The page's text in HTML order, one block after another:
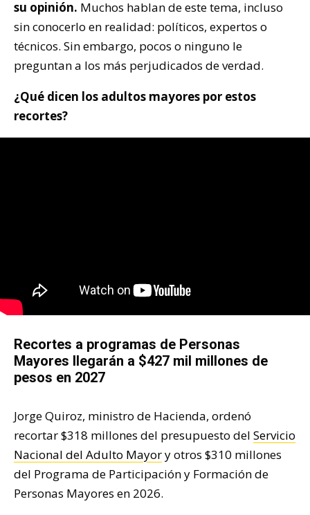
su opinión. Muchos hablan de este tema, incluso
sin conocerlo en realidad: políticos, expertos o
técnicos. Sin embargo, pocos o ninguno le
preguntan a los más perjudicados de verdad.
¿Qué dicen los adultos mayores por estos
recortes?
Recortes a programas de Personas
Mayores llegarán a $427 mil millones de
pesos en 2027
Jorge Quiroz, ministro de Hacienda, ordenó
recortar $318 millones del presupuesto del Servicio
Nacional del Adulto Mayory otros $310 millones
del Programa de Participación y Formación de
Personas Mayores en 2026.